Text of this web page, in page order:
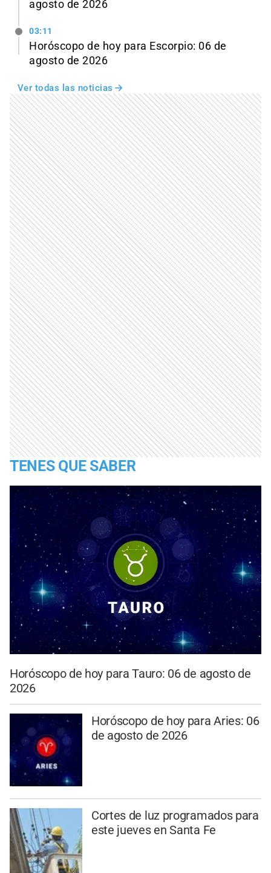
agosto de 2026
03:11
Horóscopo de hoy para Escorpio: 06 de
agosto de 2026
Ver todas las noticias
TENES QUE SABER
Horóscopo de hoy para Tauro: 06 de agosto de
2026
Horóscopo de hoy para Aries: 06
de agosto de 2026
Cortes de luz programados para
este jueves en Santa Fe